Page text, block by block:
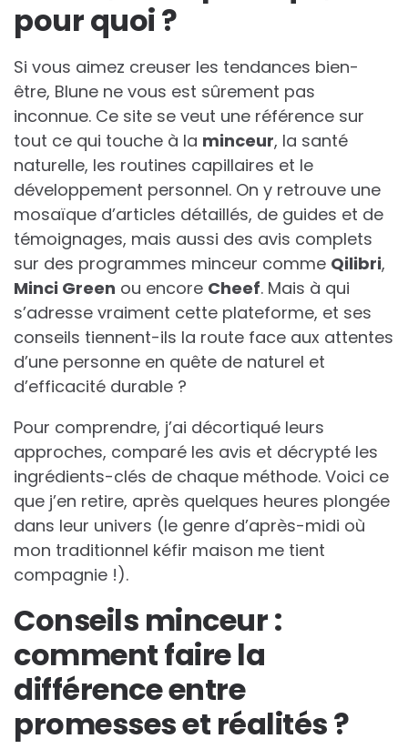
pour quoi ?
Si vous aimez creuser les tendances bien-
être, Blune ne vous est sûrement pas
inconnue. Ce site se veut une référence sur
tout ce qui touche à la minceur, la santé
naturelle, les routines capillaires et le
développement personnel. On y retrouve une
mosaïque d’articles détaillés, de guides et de
témoignages, mais aussi des avis complets
sur des programmes minceur comme Qilibri,
Minci Green ou encore Cheef. Mais à qui
s’adresse vraiment cette plateforme, et ses
conseils tiennent-ils la route face aux attentes
d’une personne en quête de naturel et
d’efficacité durable ?
Pour comprendre, j’ai décortiqué leurs
approches, comparé les avis et décrypté les
ingrédients-clés de chaque méthode. Voici ce
que j’en retire, après quelques heures plongée
dans leur univers (le genre d’après-midi où
mon traditionnel kéfir maison me tient
compagnie !).
Conseils minceur :
comment faire la
différence entre
promesses et réalités ?